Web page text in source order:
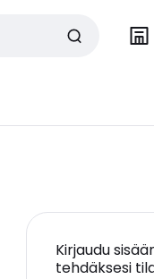
Kirjaudu
tehdäksesi